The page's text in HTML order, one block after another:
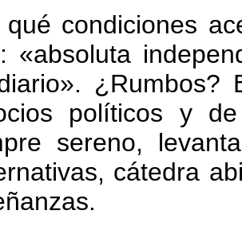
qué condiciones
«absoluta
¿Rumbos?
políticos y
sereno,
cátedra